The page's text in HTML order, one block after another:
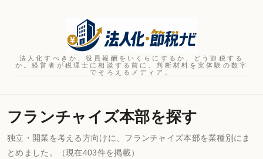
法人化すべきか、役員報酬をいくらにするか、どう節税する
か。経営者が税理士に相談する前に、判断材料を実体験の数字
でそろえるメディア。
フランチャイズ本部を探す
独立・開業を考える方向けに、フランチャイズ本部を業種別にま
とめました。（現在403件を掲載）